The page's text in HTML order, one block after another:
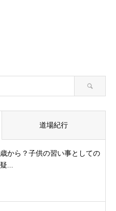
道場紀行
から？子供の習い事としての
...